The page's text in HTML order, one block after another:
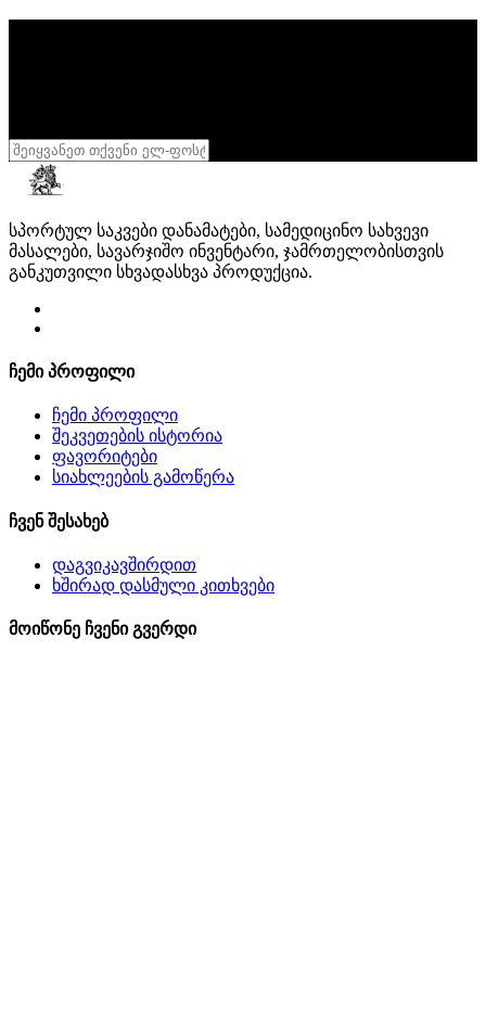
სპორტულ საკვები დანამატები, სამედიცინო სახვევი
მასალები, სავარჯიშო ინვენტარი, ჯამრთელობისთვის
განკუთვილი სხვადასხვა პროდუქცია.
ჩემი პროფილი
ჩემი პროფილი
შეკვეთების ისტორია
ფავორიტები
სიახლეების გამოწერა
ჩვენ შესახებ
დაგვიკავშირდით
ხშირად დასმული კითხვები
მოიწონე ჩვენი გვერდი